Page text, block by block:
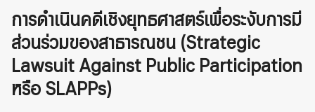
การดำเนินคดีเชิงยุทธศาสตร์เพื่อระงับการมี
ส่วนร่วมของสาธารณชน (Strategic
Lawsuit Against Public Participation
หรือ SLAPPs)